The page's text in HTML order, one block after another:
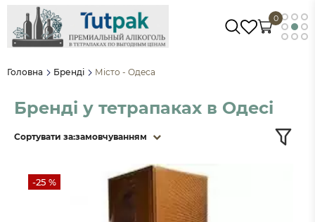
0
Головна Бренді Місто - Одеса
Бренді у тетрапаках в Одесі
Сортувати за:замовчуванням
-25 %